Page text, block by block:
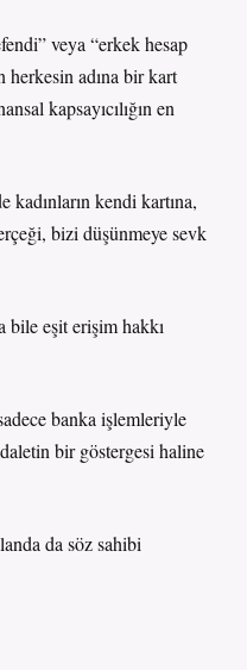
veya “erkek hesap
herkesin adına bir kart
kapsayıcılığın en
kadınların kendi kartına,
bizi düşünmeye sevk
eşit erişim hakkı
banka işlemleriyle
bir göstergesi haline
da söz sahibi